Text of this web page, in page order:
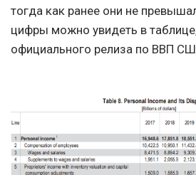
тогда как ранее они не
цифры можно увидеть в
официального релиза по ВВП